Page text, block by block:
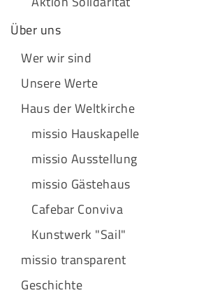
Über uns
Wer wir sind
Unsere Werte
Haus der Weltkirche
missio Hauskapelle
missio Ausstellung
missio Gästehaus
Cafebar Conviva
Kunstwerk "Sail"
missio transparent
Geschichte